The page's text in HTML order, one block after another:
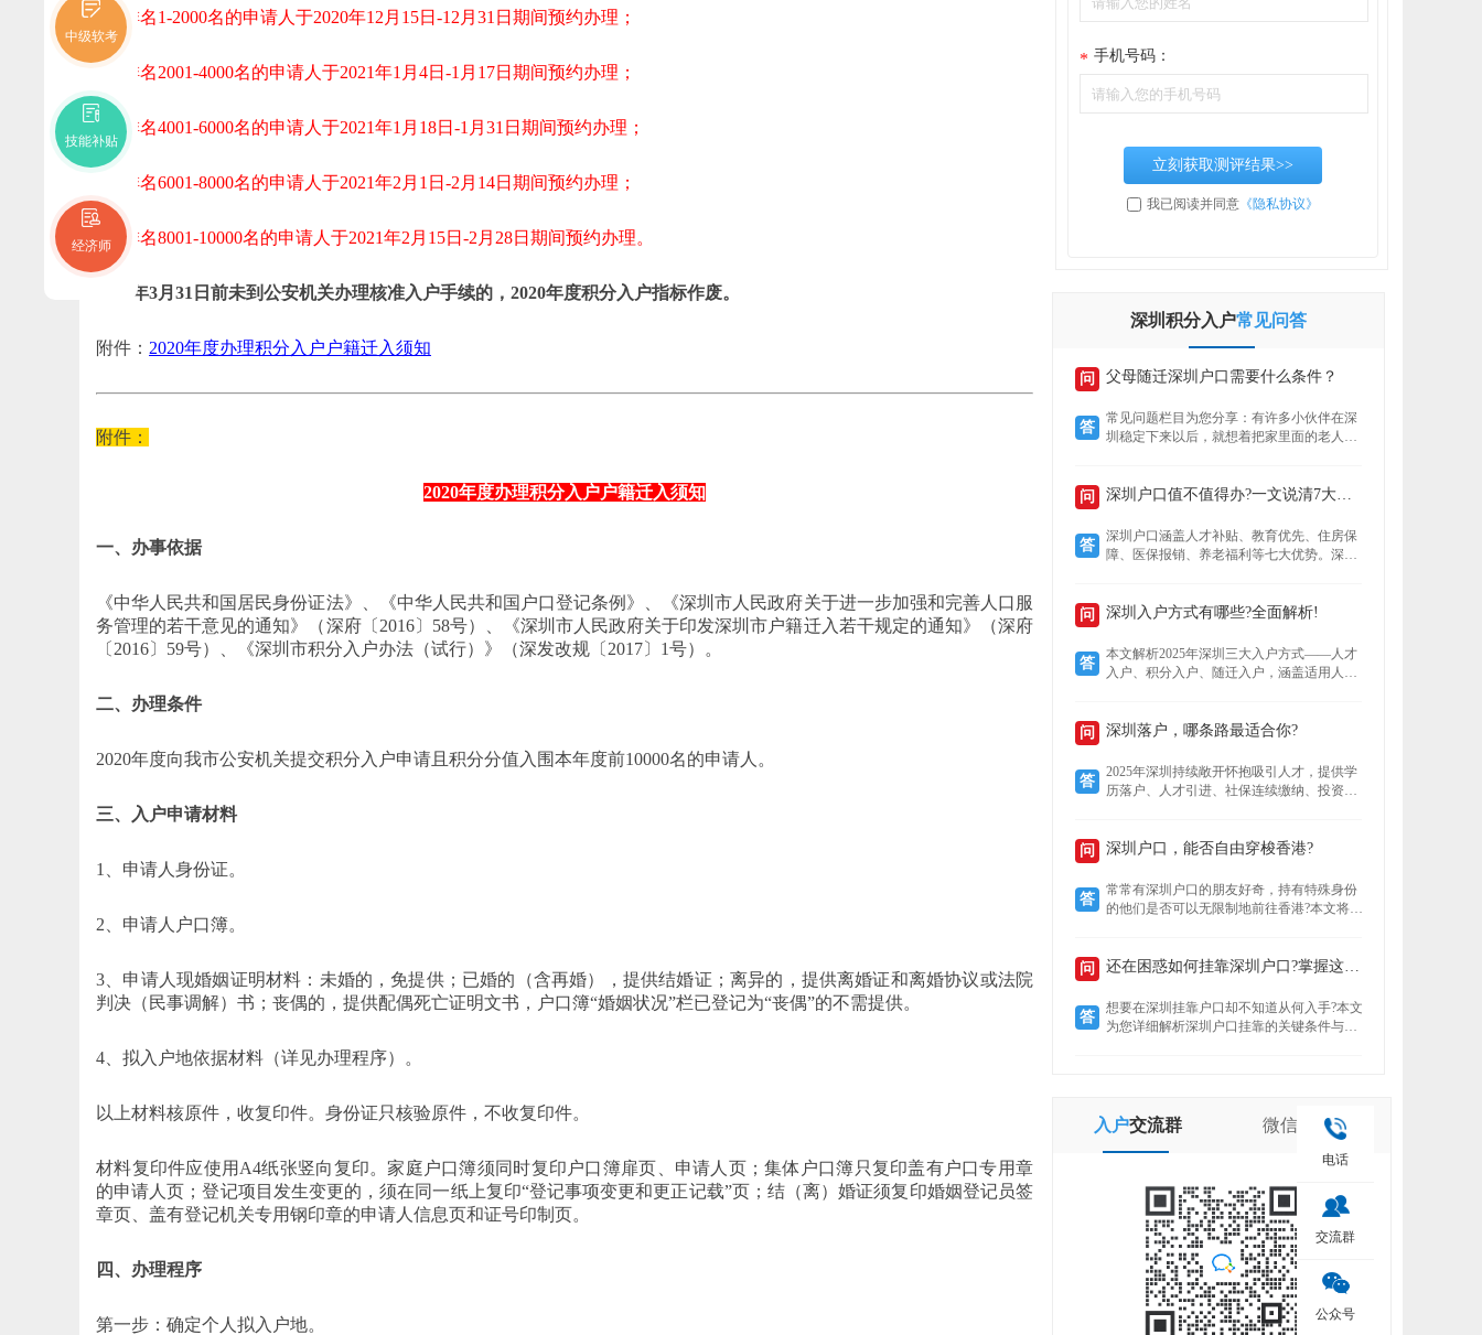
1、排名1-2000名的申请人于2020年12月15日-12月31日期间预约办理；
2、排名2001-4000名的申请人于2021年1月4日-1月17日期间预约办理；
3、排名4001-6000名的申请人于2021年1月18日-1月31日期间预约办理；
4、排名6001-8000名的申请人于2021年2月1日-2月14日期间预约办理；
5、排名8001-10000名的申请人于2021年2月15日-2月28日期间预约办理。
2021年3月31日前未到公安机关办理核准入户手续的，2020年度积分入户指标作废。
附件： 2020年度办理积分入户户籍迁入须知
附件：
2020年度办理积分入户户籍迁入须知
一、办事依据
《中华人民共和国居民身份证法》、《中华人民共和国户口登记条例》、《深圳市人民政府关于进一步加强和完善人口服
务管理的若干意见的通知》（深府〔2016〕58号）、《深圳市人民政府关于印发深圳市户籍迁入若干规定的通知》（深府
〔2016〕59号）、《深圳市积分入户办法（试行）》（深发改规〔2017〕1号）。
二、办理条件
2020年度向我市公安机关提交积分入户申请且积分分值入围本年度前10000名的申请人。
三、入户申请材料
1、申请人身份证。
2、申请人户口簿。
3、申请人现婚姻证明材料：未婚的，免提供；已婚的（含再婚），提供结婚证；离异的，提供离婚证和离婚协议或法院
判决（民事调解）书；丧偶的，提供配偶死亡证明文书，户口簿“婚姻状况”栏已登记为“丧偶”的不需提供。
4、拟入户地依据材料（详见办理程序）。
以上材料核原件，收复印件。身份证只核验原件，不收复印件。
材料复印件应使用A4纸张竖向复印。家庭户口簿须同时复印户口簿扉页、申请人页；集体户口簿只复印盖有户口专用章
的申请人页；登记项目发生变更的，须在同一纸上复印“登记事项变更和更正记载”页；结（离）婚证须复印婚姻登记员签
章页、盖有登记机关专用钢印章的申请人信息页和证号印制页。
四、办理程序
第一步：确定个人拟入户地。
* 手机号码：
立刻获取测评结果>>
我已阅读并同意 《隐私协议》
深圳积分入户常见问答
问 父母随迁深圳户口需要什么条件？
答
常见问题栏目为您分享：有许多小伙伴在深
圳稳定下来以后，就想着把家里面的老人接
以后有什么好处？然后再来了解，父母随迁
问 深圳户口值不值得办?一文说清7大核心优势!
答
深圳户口涵盖人才补贴、教育优先、住房保
障、医保报销、养老福利等七大优势。深户
比例高达95%，退休养老金更高，且支持全
价值。
问 深圳入户方式有哪些?全面解析!
答
本文解析2025年深圳三大入户方式——人才
入户、积分入户、随迁入户，涵盖适用人
历要求但竞争激烈，随迁入户条件宽松，助
问 深圳落户，哪条路最适合你?
答
2025年深圳持续敞开怀抱吸引人才，提供学
历落户、人才引进、社保连续缴纳、投资创
定就业者还是创业者，总有一条通道助你扎
自身条件，是高效落户的关键。
问 深圳户口，能否自由穿梭香港?
答
常常有深圳户口的朋友好奇，持有特殊身份
的他们是否可以无限制地前往香港?本文将揭
问 还在困惑如何挂靠深圳户口?掌握这些要点轻松...
答
想要在深圳挂靠户口却不知道从何入手?本文
为您详细解析深圳户口挂靠的关键条件与所
入户交流群 微信 公众号
中级软考
技能补贴
经济师
电话
交流群
公众号